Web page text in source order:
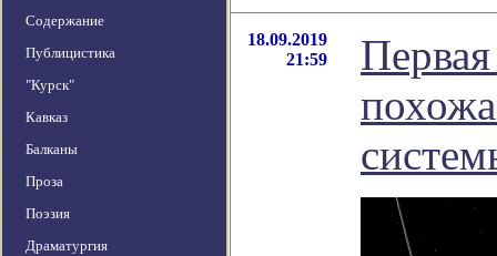
Содержание
Публицистика
"Курск"
Кавказ
Балканы
Проза
Поэзия
Драматургия
18.09.2019
21:59